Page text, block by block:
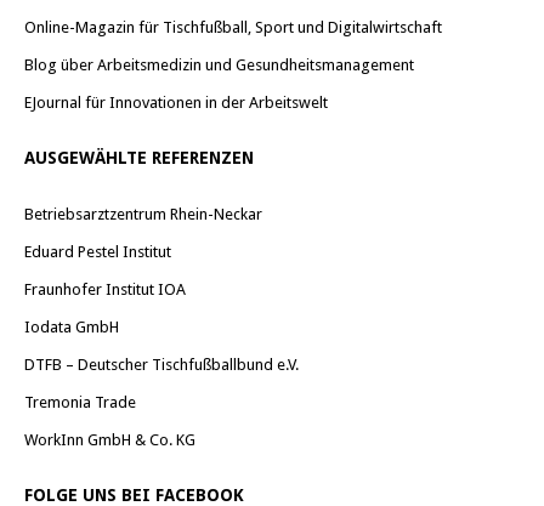
Online-Magazin für Tischfußball, Sport und Digitalwirtschaft
Blog über Arbeitsmedizin und Gesundheitsmanagement
EJournal für Innovationen in der Arbeitswelt
AUSGEWÄHLTE REFERENZEN
Betriebsarztzentrum Rhein-Neckar
Eduard Pestel Institut
Fraunhofer Institut IOA
Iodata GmbH
DTFB – Deutscher Tischfußballbund e.V.
Tremonia Trade
WorkInn GmbH & Co. KG
FOLGE UNS BEI FACEBOOK